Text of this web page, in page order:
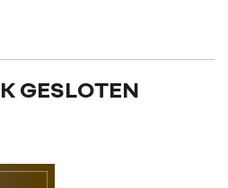
GESLOTEN